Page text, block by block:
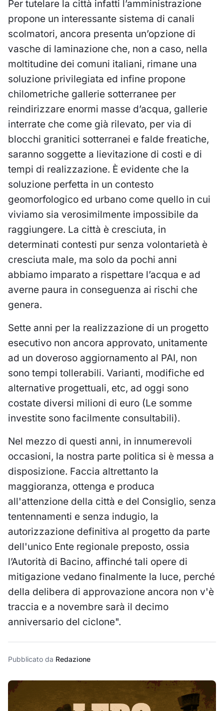
Per tutelare la città infatti l’amministrazione
propone un interessante sistema di canali
scolmatori, ancora presenta un’opzione di
vasche di laminazione che, non a caso, nella
moltitudine dei comuni italiani, rimane una
soluzione privilegiata ed infine propone
chilometriche gallerie sotterranee per
reindirizzare enormi masse d’acqua, gallerie
interrate che come già rilevato, per via di
blocchi granitici sotterranei e falde freatiche,
saranno soggette a lievitazione di costi e di
tempi di realizzazione. È evidente che la
soluzione perfetta in un contesto
geomorfologico ed urbano come quello in cui
viviamo sia verosimilmente impossibile da
raggiungere. La città è cresciuta, in
determinati contesti pur senza volontarietà è
cresciuta male, ma solo da pochi anni
abbiamo imparato a rispettare l’acqua e ad
averne paura in conseguenza ai rischi che
genera.
Sette anni per la realizzazione di un progetto
esecutivo non ancora approvato, unitamente
ad un doveroso aggiornamento al PAI, non
sono tempi tollerabili. Varianti, modifiche ed
alternative progettuali, etc, ad oggi sono
costate diversi milioni di euro (Le somme
investite sono facilmente consultabili).
Nel mezzo di questi anni, in innumerevoli
occasioni, la nostra parte politica si è messa a
disposizione. Faccia altrettanto la
maggioranza, ottenga e produca
all'attenzione della città e del Consiglio, senza
tentennamenti e senza indugio, la
autorizzazione definitiva al progetto da parte
dell'unico Ente regionale preposto, ossia
l’Autorità di Bacino, affinché tali opere di
mitigazione vedano finalmente la luce, perché
della delibera di approvazione ancora non v'è
traccia e a novembre sarà il decimo
anniversario del ciclone".
Pubblicato da Redazione